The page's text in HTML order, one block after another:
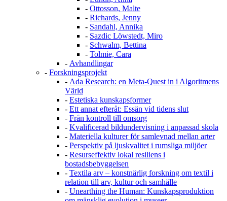
- Ottosson, Malte
- Richards, Jenny
- Sandahl, Annika
- Sazdic Löwstedt, Miro
- Schwalm, Bettina
- Tolmie, Cara
- Avhandlingar
- Forskningsprojekt
- Ada Research: en Meta-Quest in i Algoritmens
Värld
- Estetiska kunskapsformer
- Ett annat efteråt: Essän vid tidens slut
- Från kontroll till omsorg
- Kvalificerad bildundervisning i anpassad skola
- Materiella kulturer för samlevnad mellan arter
- Perspektiv på ljuskvalitet i rumsliga miljöer
- Resurseffektiv lokal resiliens i
bostadsbebyggelsen
- Textila arv – konstnärlig forskning om textil i
relation till arv, kultur och samhälle
- Unearthing the Human: Kunskapsproduktion